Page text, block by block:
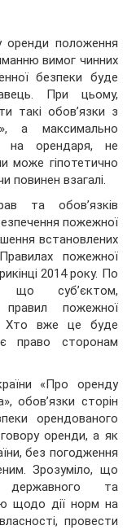
оренди положення
вимог чинних
безпеки буде
При цьому,
такі обов’язки з
а максимально
на орендаря, не
може гіпотетично
повинен взагалі.
та обов’язків
пожежної
встановлених
пожежної
2014 року. По
що суб’єктом,
пожежної
Хто вже це буде
право сторонам
«Про оренду
обов’язки сторін
орендованого
оренди, а як
без погодження
Зрозуміло, що
державного та
щодо дії норм на
провести